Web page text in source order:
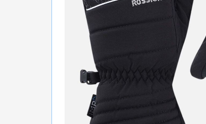
БІГ, ФІТНЕС, М'ЯЧІ
ВЕЛОСИПЕДИ
САМОКАТИ
ТЕНІС, БАДМІНТОН
ВОДНІ ВИДИ СПОРТУ
ТУРИЗМ